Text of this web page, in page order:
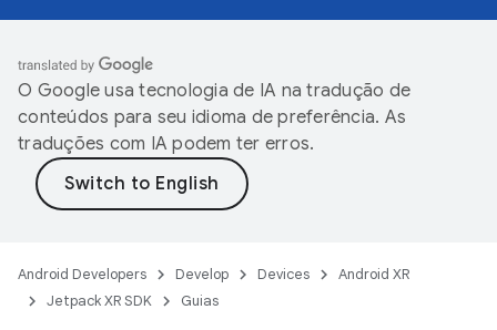
O Google usa tecnologia de IA na tradução de
conteúdos para seu idioma de preferência. As
traduções com IA podem ter erros.
Android Developers Develop Devices
Android XR
Jetpack XR SDK
Guias